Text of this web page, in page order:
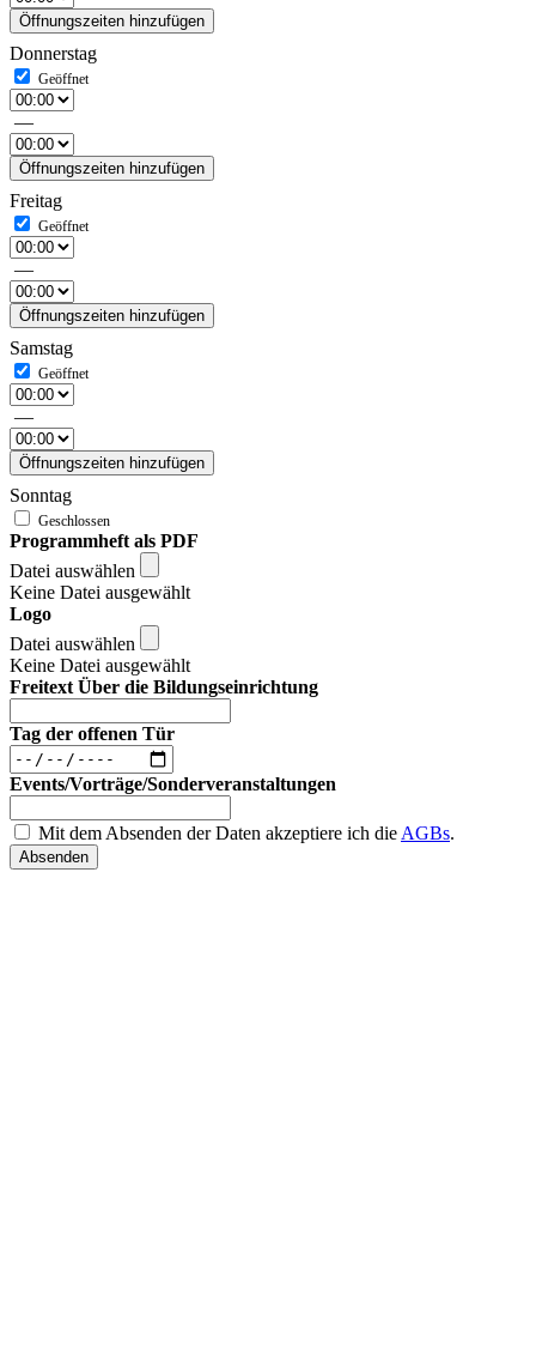
Öffnungszeiten hinzufügen
Donnerstag
—
Öffnungszeiten hinzufügen
Freitag
—
Öffnungszeiten hinzufügen
Samstag
—
Öffnungszeiten hinzufügen
Sonntag
Programmheft als PDF
Datei auswählen
Keine Datei ausgewählt
Logo
Datei auswählen
Keine Datei ausgewählt
Freitext Über die Bildungseinrichtung
Tag der offenen Tür
Events/Vorträge/Sonderveranstaltungen
Mit dem Absenden der Daten akzeptiere ich die AGBs.
Absenden